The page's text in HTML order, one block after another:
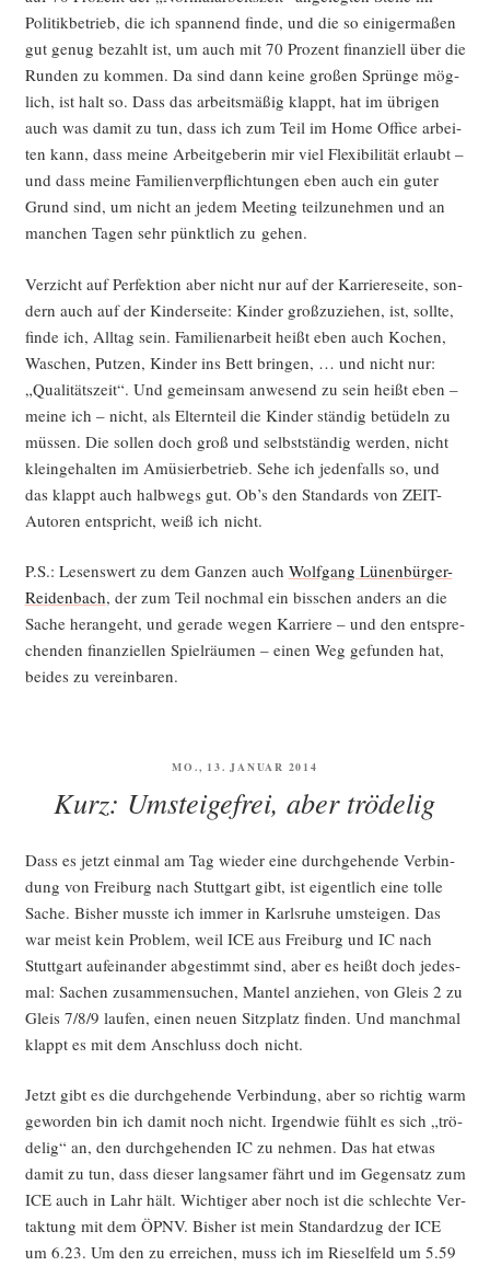
Poli­tik­be­trieb, die ich span­nend fin­de, und die so eini­ger­ma­ßen
gut genug bezahlt ist, um auch mit 70 Pro­zent finan­zi­ell über die
Run­den zu kom­men. Da sind dann kei­ne gro­ßen Sprün­ge mög­
lich, ist halt so. Dass das arbeits­mä­ßig klappt, hat im übri­gen
auch was damit zu tun, dass ich zum Teil im Home Office arbei­
ten kann, dass mei­ne Arbeit­ge­be­rin mir viel Fle­xi­bi­li­tät erlaubt –
und dass mei­ne Fami­li­en­ver­pflich­tun­gen eben auch ein guter
Grund sind, um nicht an jedem Mee­ting teil­zu­neh­men und an
man­chen Tagen sehr pünkt­lich zu gehen.
Ver­zicht auf Per­fek­ti­on aber nicht nur auf der Kar­rie­re­sei­te, son­
dern auch auf der Kin­der­sei­te: Kin­der groß­zu­zie­hen, ist, soll­te,
fin­de ich, All­tag sein. Fami­li­en­ar­beit heißt eben auch Kochen,
Waschen, Put­zen, Kin­der ins Bett brin­gen, … und nicht nur:
„Qua­li­täts­zeit“. Und gemein­sam anwe­send zu sein heißt eben –
mei­ne ich – nicht, als Eltern­teil die Kin­der stän­dig betü­deln zu
müs­sen. Die sol­len doch groß und selbst­stän­dig wer­den, nicht
klein­ge­hal­ten im Amü­sier­be­trieb. Sehe ich jeden­falls so, und
das klappt auch halb­wegs gut. Ob’s den Stan­dards von ZEIT-
Autoren ent­spricht, weiß ich nicht.
P.S.: Lesens­wert zu dem Gan­zen auch Wolf­gang Lünen­bür­ger-
Rei­den­bach, der zum Teil noch­mal ein biss­chen anders an die
Sache her­an­geht, und gera­de wegen Kar­rie­re – und den ent­spre­
chen­den finan­zi­el­len Spiel­räu­men – einen Weg gefun­den hat,
bei­des zu vereinbaren.
VERÖFFENTLICHT
MO., 13. JANUAR 2014
Kurz: Umsteigefrei, aber trödelig
Dass es jetzt ein­mal am Tag wie­der eine durch­ge­hen­de Ver­bin­
dung von Frei­burg nach Stutt­gart gibt, ist eigent­lich eine tol­le
Sache. Bis­her muss­te ich immer in Karls­ru­he umstei­gen. Das
war meist kein Pro­blem, weil ICE aus Frei­burg und IC nach
Stutt­gart auf­ein­an­der abge­stimmt sind, aber es heißt doch jedes­
mal: Sachen zusam­men­su­chen, Man­tel anzie­hen, von Gleis 2 zu
Gleis 7/8/9 lau­fen, einen neu­en Sitz­platz fin­den. Und manch­mal
klappt es mit dem Anschluss doch nicht.
Jetzt gibt es die durch­ge­hen­de Ver­bin­dung, aber so rich­tig warm
gewor­den bin ich damit noch nicht. Irgend­wie fühlt es sich „trö­
de­lig“ an, den durch­ge­hen­den IC zu neh­men. Das hat etwas
damit zu tun, dass die­ser lang­sa­mer fährt und im Gegen­satz zum
ICE auch in Lahr hält. Wich­ti­ger aber noch ist die schlech­te Ver­
tak­tung mit dem ÖPNV. Bis­her ist mein Stan­dard­zug der ICE
um 6.23. Um den zu errei­chen, muss ich im Rie­sel­feld um 5.59